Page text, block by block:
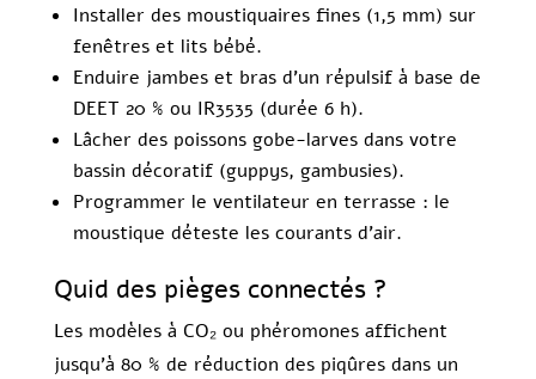
Installer des moustiquaires fines (1,5 mm) sur
fenêtres et lits bébé.
Enduire jambes et bras d’un répulsif à base de
DEET 20 % ou IR3535 (durée 6 h).
Lâcher des poissons gobe-larves dans votre
bassin décoratif (guppys, gambusies).
Programmer le ventilateur en terrasse : le
moustique déteste les courants d’air.
Quid des pièges connectés ?
Les modèles à CO₂ ou phéromones affichent
jusqu’à 80 % de réduction des piqûres dans un